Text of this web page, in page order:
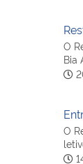
O
Bia
O